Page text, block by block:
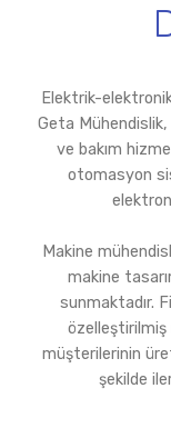
Elektrik-
Geta Mühendislik,
ve bakım
otomasyon
Makine
makine
sunmaktadır.
özelleştirilmiş
müşterilerinin
şekilde